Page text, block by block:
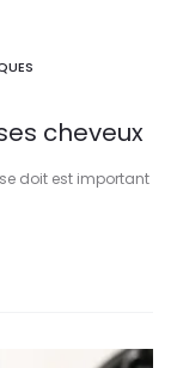
cheveux
doit est important